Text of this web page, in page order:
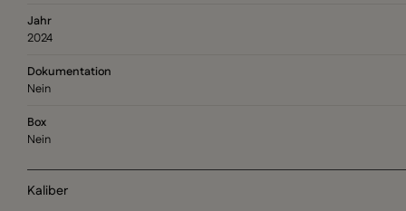
Jahr
2024
Dokumentation
Nein
Box
Nein
Kaliber